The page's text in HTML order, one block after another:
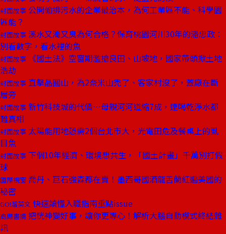
封面故事 公開偷排污水的企業最治本，為何工業區不能、科學園
區能？
封面故事 溪水又濁又臭為何合格？保育桃園河川30年的潘忠政：
別看數字，看水裡的魚
封面故事
《國土法》空窗期濫搶良田、山坡地，國家帶頭掀土地
浩劫
封面故事 直擊晶圓山，為2奈米山禿了、客家村沒了，蓋廠在斷
層旁
封面故事 新竹科技城的代價⋯母親河河道縮7成，連喝乾淨水都
難真相
封面故事 太陽能用地恐需2個台北市大，光電田危及餐桌上的虱
目魚
封面故事 下個10年經濟、環境想共生，「國土計畫」千萬別打假
球
國際視窗 喬丹、巨石強森都在賣！墨西哥國酒龍舌蘭紅遍美國的
秘密
GO!溜英文 快速讀懂入職指南重點issue
商周書摘 把恍神變好事，讓你更專心！解析大腦自動模式終結雜
訊